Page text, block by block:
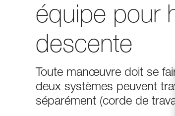
équipe pour
descente
Toute manœuvre doit se
deux systèmes peuvent
séparément (corde de